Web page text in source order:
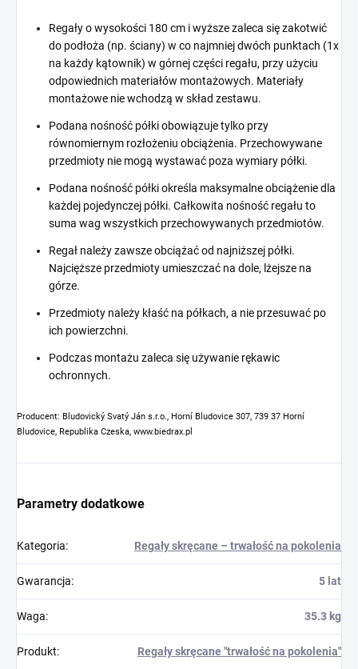
Regały o wysokości 180 cm i wyższe zaleca się zakotwić
do podłoża (np. ściany) w co najmniej dwóch punktach (1x
na każdy kątownik) w górnej części regału, przy użyciu
odpowiednich materiałów montażowych. Materiały
montażowe nie wchodzą w skład zestawu.
Podana nośność półki obowiązuje tylko przy
równomiernym rozłożeniu obciążenia. Przechowywane
przedmioty nie mogą wystawać poza wymiary półki.
Podana nośność półki określa maksymalne obciążenie dla
każdej pojedynczej półki. Całkowita nośność regału to
suma wag wszystkich przechowywanych przedmiotów.
Regał należy zawsze obciążać od najniższej półki.
Najcięższe przedmioty umieszczać na dole, lżejsze na
górze.
Przedmioty należy kłaść na półkach, a nie przesuwać po
ich powierzchni.
Podczas montażu zaleca się używanie rękawic
ochronnych.
Producent: Bludovický Svatý Ján s.r.o., Horní Bludovice 307, 739 37 Horní
Bludovice, Republika Czeska, www.biedrax.pl
Parametry dodatkowe
Kategoria: Regały skręcane – trwałość na pokolenia
Gwarancja: 5 lat
Waga: 35.3 kg
Produkt: Regały skręcane "trwałość na pokolenia"